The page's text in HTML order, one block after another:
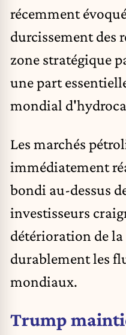
récemment
durcissement des
zone stratégique
une part
mondial
Les marchés
immédiatement
bondi au-dessus
investisseurs
détérioration de
durablement les
mondiaux.
Trump